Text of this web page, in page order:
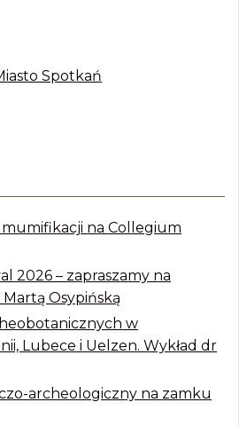
Spotkań
na Collegium
2026 – zapraszamy na
Osypińską
w
Lubece i Uelzen. Wykład dr
archeologiczny na zamku